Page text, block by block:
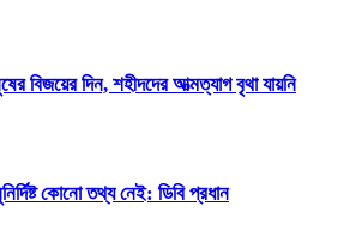
বিজয়ের দিন, শহীদদের আত্মত্যাগ বৃথা যায়নি
কোনো তথ্য নেই: ডিবি প্রধান